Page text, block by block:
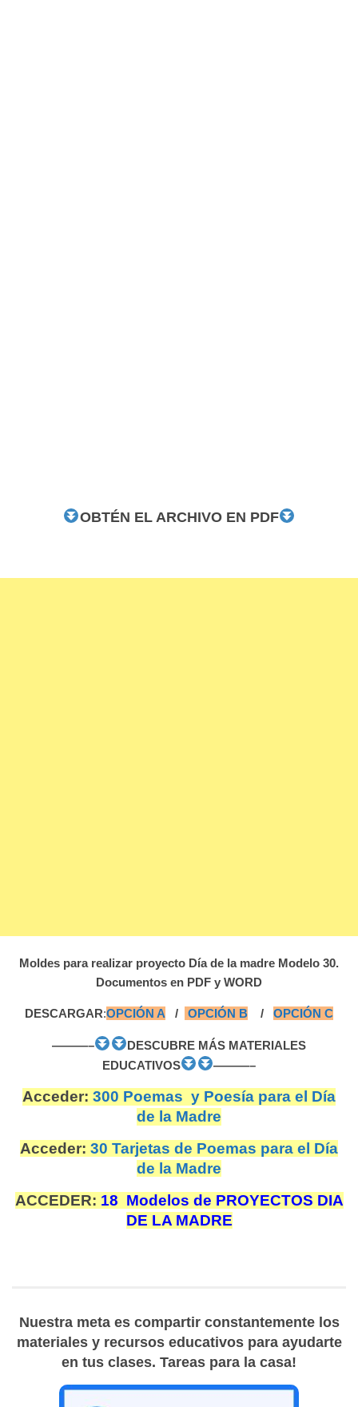
OBTÉN EL ARCHIVO EN PDF
Moldes para realizar proyecto Día de la madre Modelo 30.
Documentos en PDF y WORD
DESCARGAR:OPCIÓN A / OPCIÓN B / OPCIÓN C
———–
DESCUBRE MÁS MATERIALES
EDUCATIVOS
———–
Acceder: 300 Poemas y Poesía para el Día
de la Madre
Acceder: 30 Tarjetas de Poemas para el Día
de la Madre
ACCEDER: 18 Modelos de PROYECTOS DIA
DE LA MADRE
Nuestra meta es compartir constantemente los
materiales y recursos educativos para ayudarte
en tus clases. Tareas para la casa!